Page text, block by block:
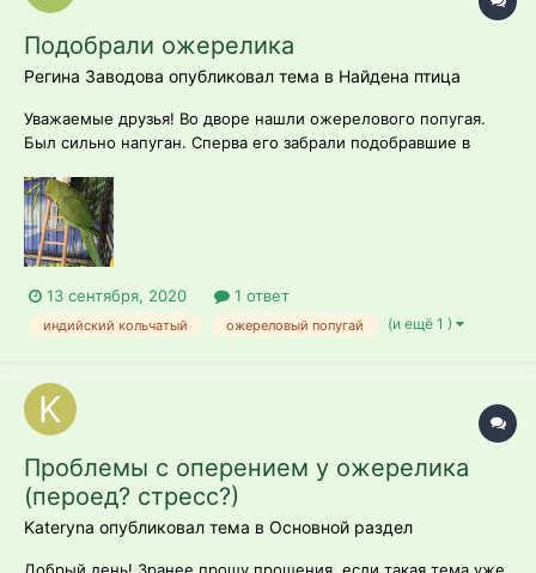
Подобрали ожерелика
Регина Заводова опубликовал тема в Найдена птица
Уважаемые друзья! Во дворе нашли ожерелового попугая.
Был сильно напуган. Сперва его забрали подобравшие в
пытались накормить. Потом неделю жил у другой девушки в
тепле, и вот мы забрали его себе, поскольку хозяева так и не
нашлись. Птица без к...
13 сентября, 2020 1 ответ
индийский кольчатый ожереловый попугай (и ещё 1 )
Проблемы с оперением у ожерелика
(пероед? стресс?)
Kateryna опубликовал тема в Основной раздел
Добрый день! Зранее прошу прощения, если такая тема уже